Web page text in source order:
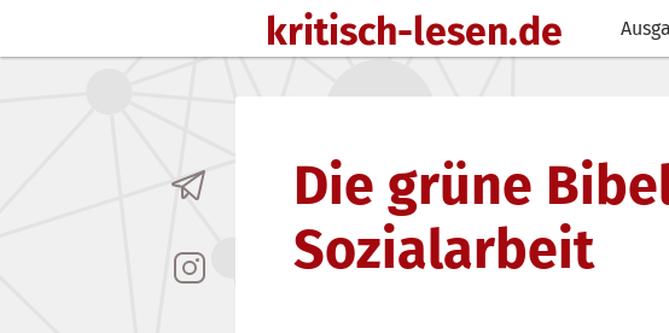
kritisch-lesen.de
Die grüne
Sozialarbeit